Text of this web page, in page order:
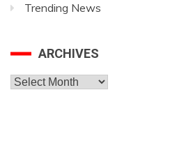
Trending News
ARCHIVES
Archives